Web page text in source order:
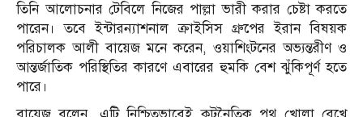
তিনি আলোচনার টেবিলে নিজের পাল্লা ভারী করার চেষ্টা করতে
পারেন। তবে ইন্টারন্যাশনাল ক্রাইসিস গ্রুপের ইরান বিষয়ক
পরিচালক আলী বায়েজ মনে করেন, ওয়াশিংটনের অভ্যন্তরীণ ও
আন্তর্জাতিক পরিস্থিতির কারণে এবারের হুমকি বেশ ঝুঁকিপূর্ণ হতে
পারে।